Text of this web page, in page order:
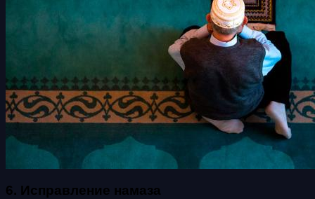
6. Исправление намаза